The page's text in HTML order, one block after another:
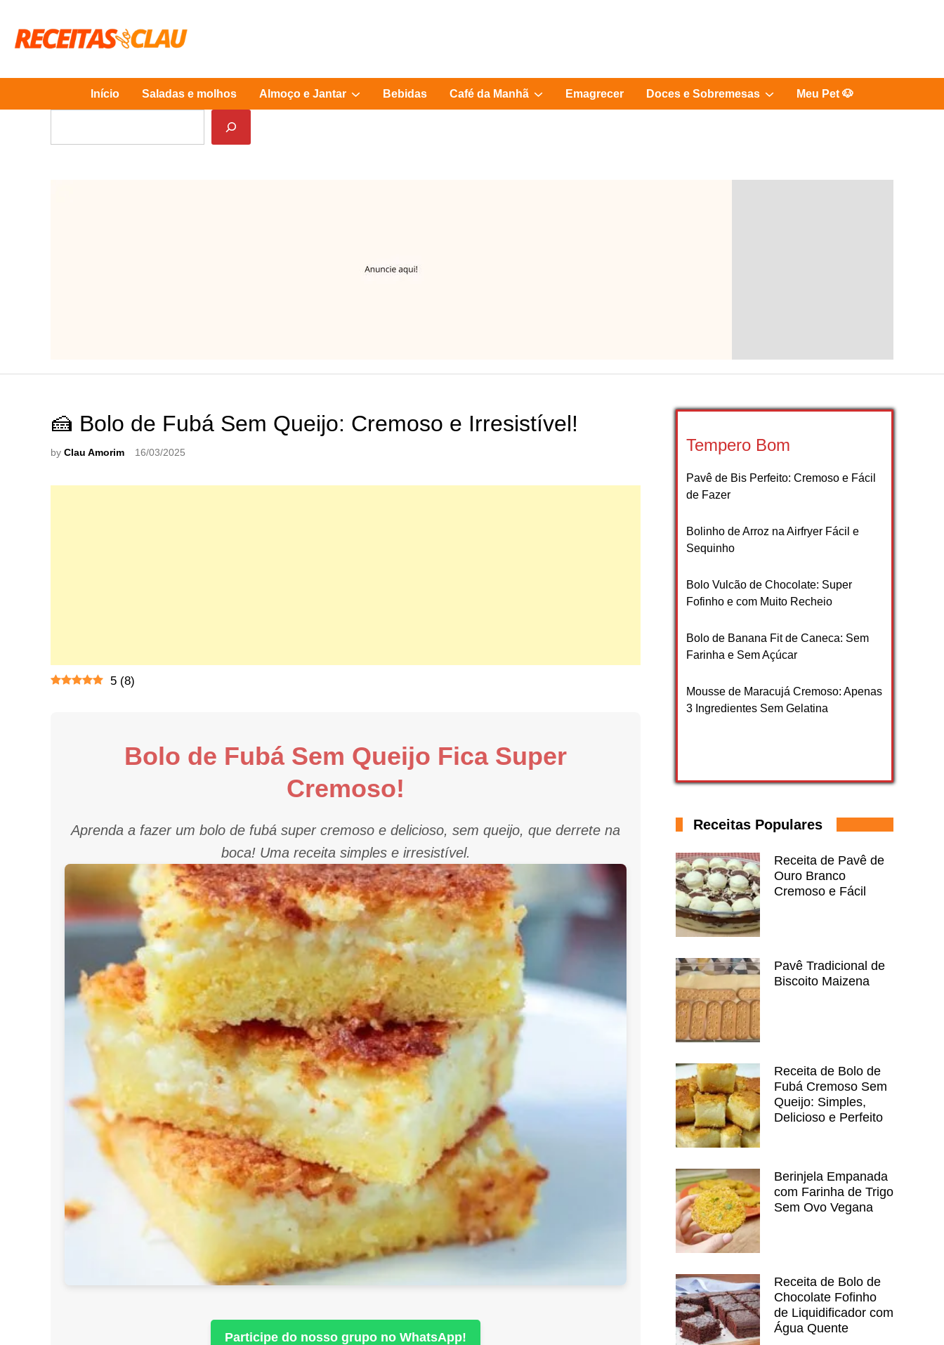
content
Início Saladas e molhos Almoço e Jantar ShowBebidas Café da Manhã ShowEmagrecer Doces e Sobremesas ShowMeu Pet 🐶
🍰 Bolo de Fubá Sem Queijo: Cremoso e Irresistível!
by Clau Amorim 16/03/2025
5 (8)
Bolo de Fubá Sem Queijo Fica Super
Cremoso!
Aprenda a fazer um bolo de fubá super cremoso e delicioso, sem queijo, que derrete na
boca! Uma receita simples e irresistível.
Participe do nosso grupo no WhatsApp!
Tempero Bom
Pavê de Bis Perfeito: Cremoso e Fácil
de Fazer
Bolinho de Arroz na Airfryer Fácil e
Sequinho
Bolo Vulcão de Chocolate: Super
Fofinho e com Muito Recheio
Bolo de Banana Fit de Caneca: Sem
Farinha e Sem Açúcar
Mousse de Maracujá Cremoso: Apenas
3 Ingredientes Sem Gelatina
Receitas Populares
Receita de Pavê de
Ouro Branco
Cremoso e Fácil
Pavê Tradicional de
Biscoito Maizena
Receita de Bolo de
Fubá Cremoso Sem
Queijo: Simples,
Delicioso e Perfeito
Berinjela Empanada
com Farinha de Trigo
Sem Ovo Vegana
Receita de Bolo de
Chocolate Fofinho
de Liquidificador com
Água Quente